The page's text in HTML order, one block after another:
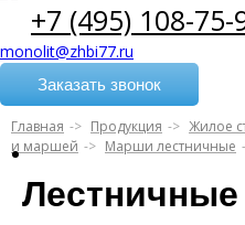
+7 (495) 108-75-
monolit@zhbi77.ru
Заказать звонок
Главная Продукция Жилое
и маршей
Марши лестничные